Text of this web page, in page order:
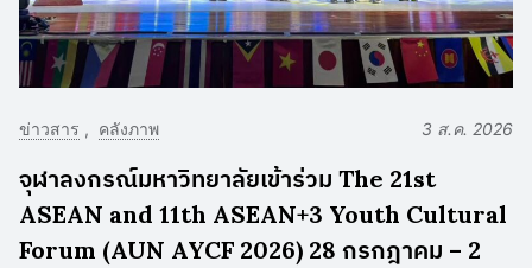
ข่าวสาร คลังภาพ 3 ส.ค. 2026
จุฬาลงกรณ์มหาวิทยาลัยเข้าร่วม The 21st
ASEAN and 11th ASEAN+3 Youth Cultural
Forum (AUN AYCF 2026) 28 กรกฎาคม – 2